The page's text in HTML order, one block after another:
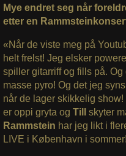
Mye endret seg når
etter en
«Når de viste meg på
helt frelst! Jeg elsker
spiller gitarriff og fills på.
masse pyro! Og det jeg
når de lager skikkelig show!
er oppi gryta og Till
skyter
Rammstein har jeg likt i
LIVE i København i